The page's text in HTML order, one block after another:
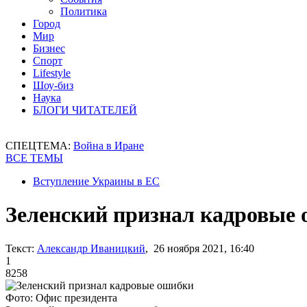
Политика
Город
Мир
Бизнес
Спорт
Lifestyle
Шоу-биз
Наука
БЛОГИ ЧИТАТЕЛЕЙ
СПЕЦТЕМА: Война в Иране
ВСЕ ТЕМЫ
Вступление Украины в ЕС
Зеленский признал
Текст: Александр Иваницкий, 26 ноября 2021, 16:40
1
8258
Фото: Офис президента